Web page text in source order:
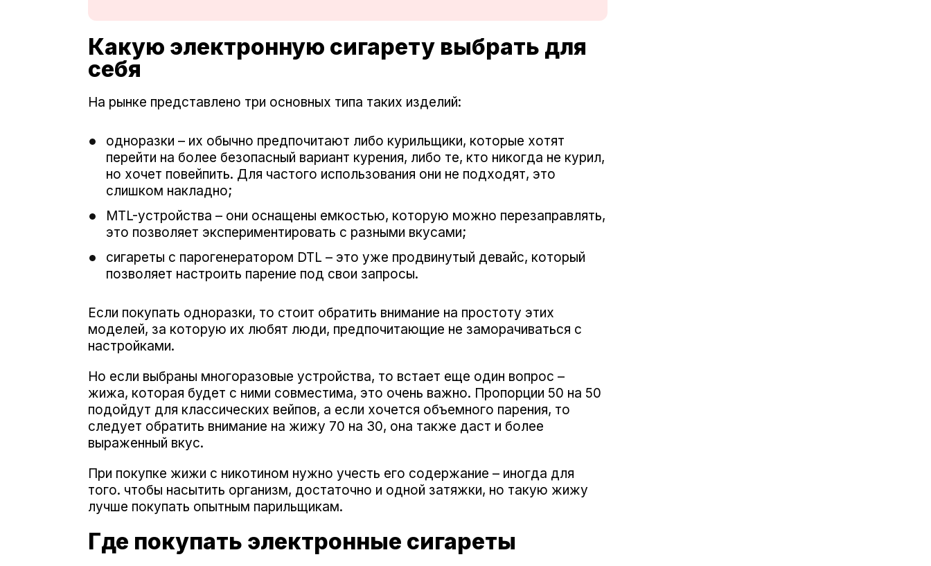
Какую электронную сигарету выбрать для
себя
На рынке представлено три основных типа таких изделий:
одноразки – их обычно предпочитают либо курильщики, которые хотят
перейти на более безопасный вариант курения, либо те, кто никогда не курил,
но хочет повейпить. Для частого использования они не подходят, это
слишком накладно;
MTL-устройства – они оснащены емкостью, которую можно перезаправлять,
это позволяет экспериментировать с разными вкусами;
сигареты с парогенератором DTL – это уже продвинутый девайс, который
позволяет настроить парение под свои запросы.
Если покупать одноразки, то стоит обратить внимание на простоту этих
моделей, за которую их любят люди, предпочитающие не заморачиваться с
настройками.
Но если выбраны многоразовые устройства, то встает еще один вопрос –
жижа, которая будет с ними совместима, это очень важно. Пропорции 50 на 50
подойдут для классических вейпов, а если хочется объемного парения, то
следует обратить внимание на жижу 70 на 30, она также даст и более
выраженный вкус.
При покупке жижи с никотином нужно учесть его содержание – иногда для
того. чтобы насытить организм, достаточно и одной затяжки, но такую жижу
лучше покупать опытным парильщикам.
Где покупать электронные сигареты